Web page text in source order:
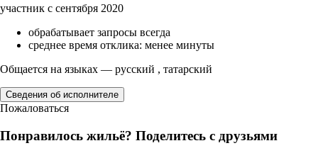
участник с сентября 2020
обрабатывает запросы всегда
среднее время отклика: менее минуты
Общается на языках — русский , татарский
Сведения об исполнителе
Пожаловаться
Понравилось жильё? Поделитесь с друзьями